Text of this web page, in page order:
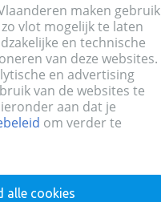
maken gebruik
vlot mogelijk te laten
en technische
van deze websites.
en advertising
van de websites te
aan dat je
om verder te
alle cookies